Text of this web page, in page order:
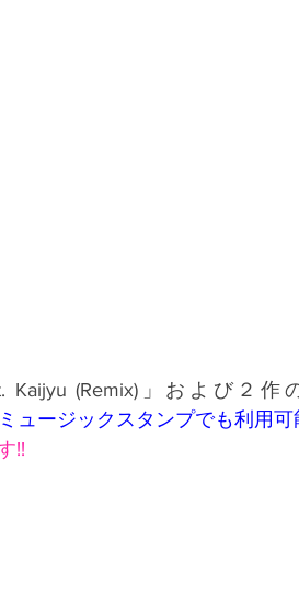
(Remix)」および２作
ュージックスタンプでも利用可
!!